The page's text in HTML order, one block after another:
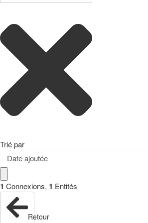
Trié par
Date ajoutée
1 Connexions, 1 Entités
Retour